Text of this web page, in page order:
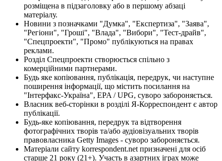
розміщена в підзаголовку або в першому абзаці
матеріалу.
Новини з позначками "Думка", "Експертиза", "Заява",
"Регіони", "Гроші", "Влада", "Вибори", "Тест-драйв",
"Спецпроекти", "Промо" публікуються на правах
реклами.
Розділ Спецпроекти створюється спільно з
комерційними партнерами.
Будь яке копіювання, публікація, передрук, чи наступне
поширення інформації, що містить посилання на
"Інтерфакс-Україна", EPA / UPG, суворо забороняється.
Власник веб-сторінки в розділі Я-Корреспондент є автор
публікації.
Будь-яке копіювання, передрук та відтворення
фотографічних творів та/або аудіовізуальних творів
правовласника Getty Images - суворо забороняється.
Матеріали сайту korrespondent.net призначені для осіб
старше 21 року (21+). Участь в азартних іграх може